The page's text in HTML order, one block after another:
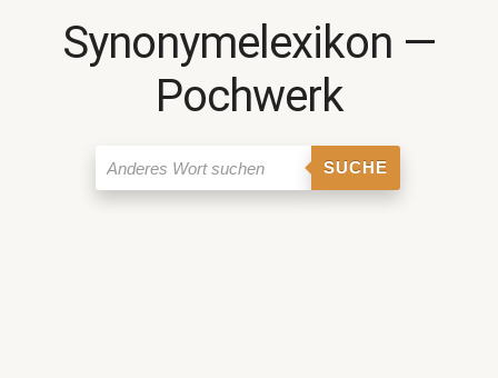
Synonymelexikon ―
Pochwerk
SUCHE